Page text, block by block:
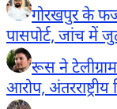
गोरखपुर के
पासपोर्ट, जांच में
रूस ने
आरोप, अंतरराष्ट्रीय